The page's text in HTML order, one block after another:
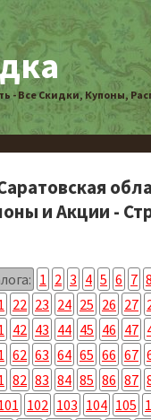
- Все Скидки, Купоны,
и Акции -
1 2 3 4 5 6 7 8
22 23 24 25 26 27
42 43 44 45 46 47
62 63 64 65 66 67
82 83 84 85 86 87
102 103 104 105